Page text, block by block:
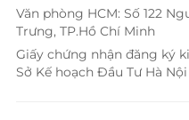
Văn phòng HCM: Số 122
Trưng, TP.Hồ Chí Minh
Giấy chứng nhận đăng ký
Sở Kế hoạch Đầu Tư Hà